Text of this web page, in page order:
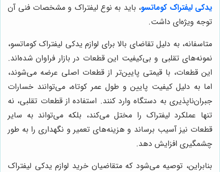
یدکی لیفتراک کوماتسو، باید به نوع لیفتراک و مشخصات فنی آن
توجه ویژه‌ای داشت.
متاسفانه، به دلیل تقاضای بالا برای لوازم یدکی لیفتراک کوماتسو،
نمونه‌های تقلبی و بی‌کیفیت این قطعات در بازار فراوان شده‌اند.
این قطعات، با قیمتی پایین‌تر از قطعات اصلی عرضه می‌شوند،
اما به دلیل کیفیت پایین و طول عمر کوتاه، می‌توانند خسارات
جبران‌ناپذیری به دستگاه وارد کنند. استفاده از قطعات تقلبی، نه
تنها عملکرد لیفتراک را مختل می‌کند، بلکه می‌تواند به سایر
قطعات نیز آسیب برساند و هزینه‌های تعمیر و نگهداری را به طور
چشمگیری افزایش دهد.
بنابراین، توصیه می‌شود که متقاضیان خرید لوازم یدکی لیفتراک